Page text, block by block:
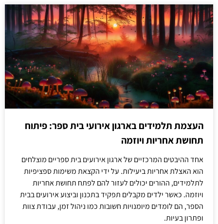
העצמת תלמידים בארגון אירועי בית ספר: פיתוח
תחושת אחריות ויוזמה
אחד ההיבטים המרכזיים של ארגון אירועים בית ספריים מוצלחים
הוא האצלת אחריות ביעילות. על ידי הקצאת משימות ספציפיות
לתלמידים, ההורים יכולים לעזור להם לפתח תחושת אחריות
ויוזמה. כאשר ילדים מקבלים תפקיד בתכנון וביצוע אירועים בבית
הספר, הם לומדים מיומנויות חשובות כמו ניהול זמן, עבודת צוות
ופתרון בעיות.